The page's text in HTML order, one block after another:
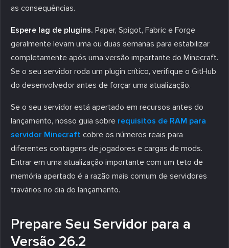
as consequências.
Espere lag de plugins. Paper, Spigot, Fabric e Forge
geralmente levam uma ou duas semanas para estabilizar
completamente após uma versão importante do Minecraft.
Se o seu servidor roda um plugin crítico, verifique o GitHub
do desenvolvedor antes de forçar uma atualização.
Se o seu servidor está apertado em recursos antes do
lançamento, nosso guia sobre requisitos de RAM para
servidor Minecraft cobre os números reais para
diferentes contagens de jogadores e cargas de mods.
Entrar em uma atualização importante com um teto de
memória apertado é a razão mais comum de servidores
travários no dia do lançamento.
Prepare Seu Servidor para a
Versão 26.2